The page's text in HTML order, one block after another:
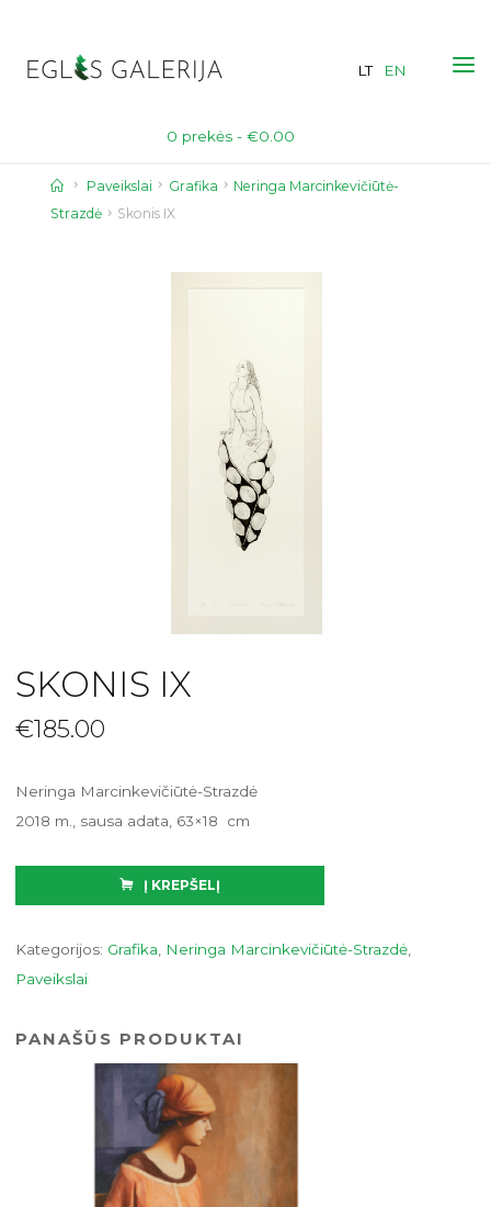
content
0 prekės - €0.00
LT EN
Home
Paveikslai Grafika
Neringa Marcinkevičiūtė-
Strazdė
Skonis IX
SKONIS IX
€185.00
Neringa Marcinkevičiūtė-Strazdė
2018 m., sausa adata, 63×18 cm
Į KREPŠELĮ
Kategorijos: Grafika, Neringa Marcinkevičiūtė-Strazdė,
Paveikslai
PANAŠŪS PRODUKTAI